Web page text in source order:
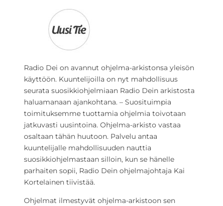
Radio Dei on avannut ohjelma-arkistonsa yleisön
käyttöön. Kuuntelijoilla on nyt mahdollisuus
seurata suosikkiohjelmiaan Radio Dein arkistosta
haluamanaan ajankohtana. – Suosituimpia
toimituksemme tuottamia ohjelmia toivotaan
jatkuvasti uusintoina. Ohjelma-arkisto vastaa
osaltaan tähän huutoon. Palvelu antaa
kuuntelijalle mahdollisuuden nauttia
suosikkiohjelmastaan silloin, kun se hänelle
parhaiten sopii, Radio Dein ohjelmajohtaja Kai
Kortelainen tiivistää.
Ohjelmat ilmestyvät ohjelma-arkistoon sen